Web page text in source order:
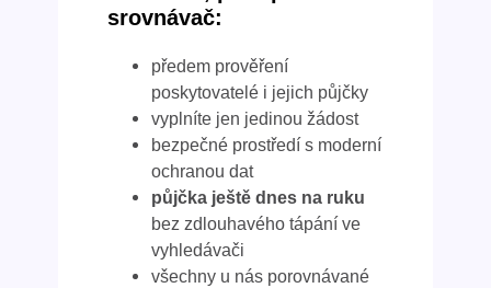
srovnávač:
předem prověření
poskytovatelé i jejich půjčky
vyplníte jen jedinou žádost
bezpečné prostředí s moderní
ochranou dat
půjčka ještě dnes na ruku
bez zdlouhavého tápání ve
vyhledávači
všechny u nás porovnávané